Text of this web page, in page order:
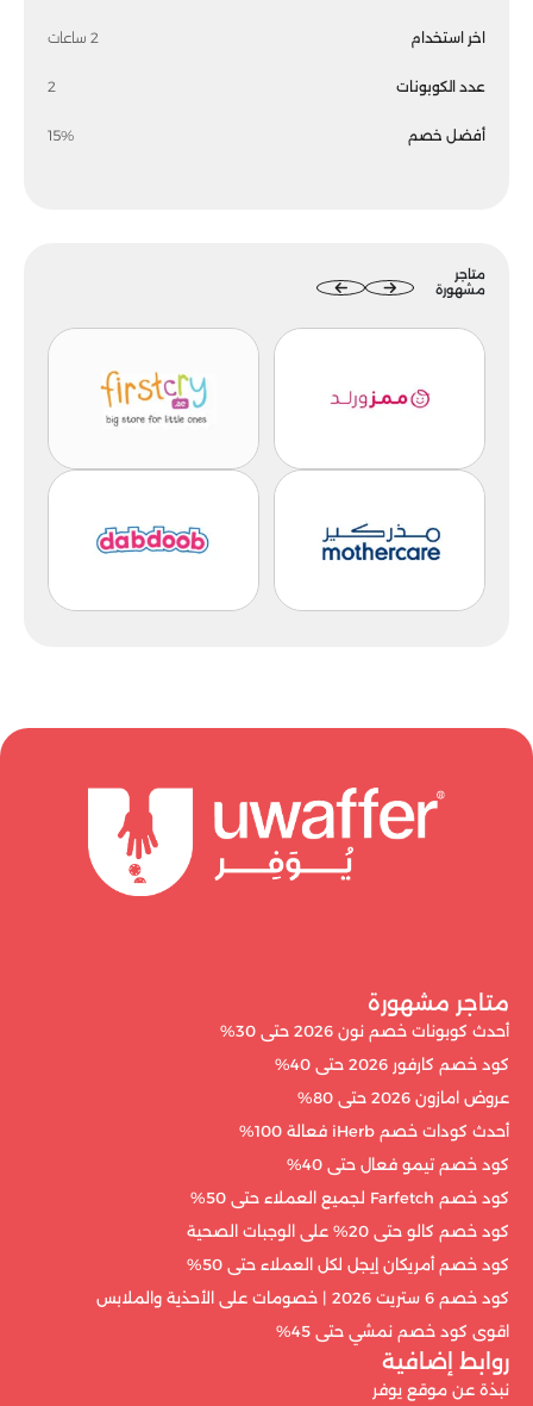
اخر استخدام 2 ساعات
عدد الكوبونات 2
أفضل خصم 15%
متاجر
مشهورة
متاجر مشهورة
أحدث كوبونات خصم نون 2026 حتى 30%
كود خصم كارفور 2026 حتى 40%
عروض امازون 2026 حتى 80%
أحدث كودات خصم iHerb فعالة 100%
كود خصم تيمو فعال حتى 40%
كود خصم Farfetch لجميع العملاء حتى 50%
كود خصم كالو حتى 20% على الوجبات الصحية
كود خصم أمريكان إيجل لكل العملاء حتى 50%
كود خصم 6 ستريت 2026 | خصومات على الأحذية والملابس
اقوى كود خصم نمشي حتى 45%
روابط إضافية
نبذة عن موقع يوفر